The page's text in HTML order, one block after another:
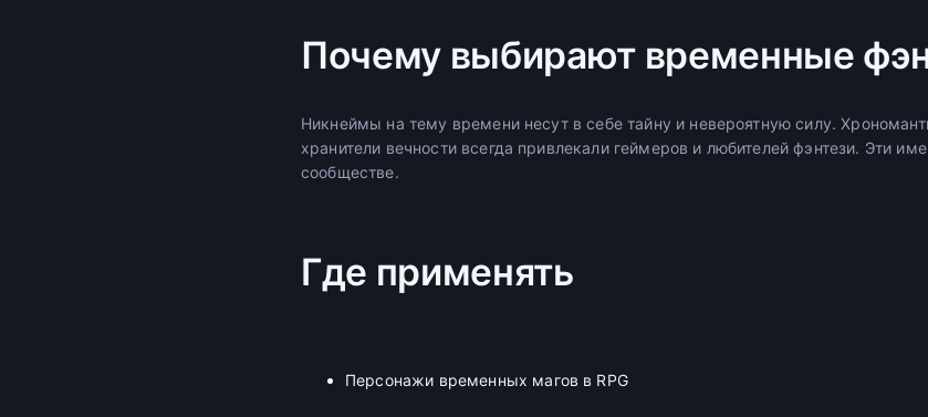
Почему выбирают временные
Никнеймы на тему времени несут в себе тайну и невероятную силу.
хранители вечности всегда привлекали геймеров и любителей фэнтези. Эти
сообществе.
Где применять
Персонажи временных магов в RPG